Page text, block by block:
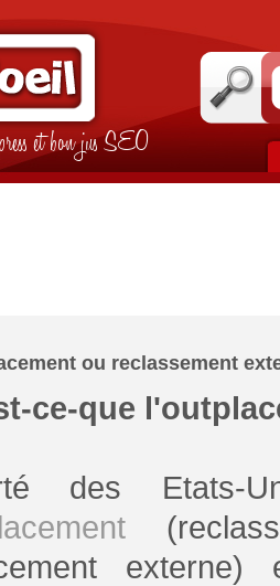
et bon jus SEO
ou reclassement
ce-que
des Etats-